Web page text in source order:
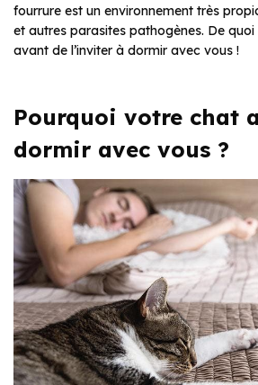
fourrure est un environnement très
et autres parasites pathogènes. De
avant de l’inviter à dormir avec vous !
Pourquoi votre chat
dormir avec vous ?